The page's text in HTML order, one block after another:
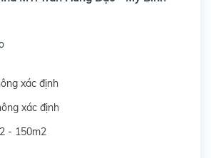
xác định
xác định
- 150m2